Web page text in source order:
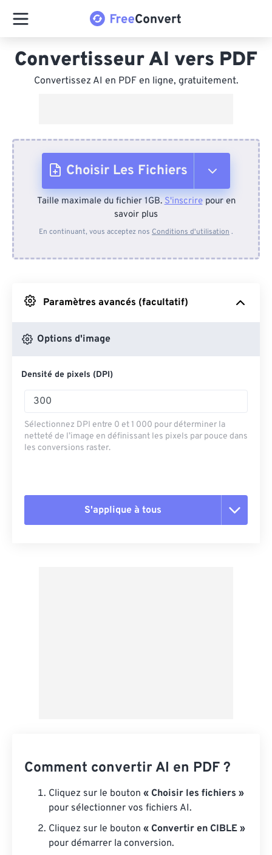
Convertisseur AI vers PDF
Convertissez AI en PDF en ligne, gratuitement.
Choisir Les Fichiers
Depuis l'appareil
Depuis Google Drive
Depuis OneDrive
Depuis l'URL
Taille maximale du fichier 1GB.S'inscrirepour en
savoir plus
En continuant, vous acceptez nos Conditions d'utilisation .
Paramètres avancés (facultatif)
Options d'image
Densité de pixels (DPI)
Sélectionnez DPI entre 0 et 1 000 pour déterminer la
netteté de l’image en définissant les pixels par pouce dans
les conversions raster.
S'applique à tous
Comment convertir AI en PDF ?
Cliquez sur le bouton « Choisir les fichiers »
pour sélectionner vos fichiers AI.
Cliquez sur le bouton « Convertir en CIBLE »
pour démarrer la conversion.